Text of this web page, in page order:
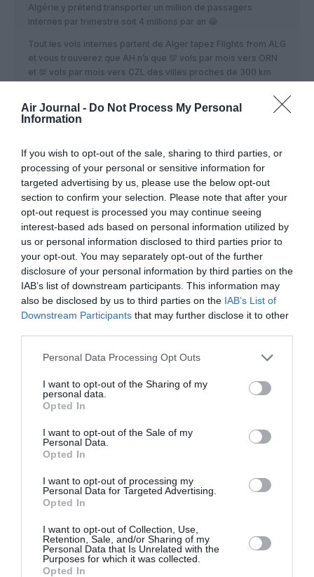
Air Journal - Do Not Process My Personal
Information
If you wish to opt-out of the sale, sharing to third parties, or
processing of your personal or sensitive information for
targeted advertising by us, please use the below opt-out
section to confirm your selection. Please note that after your
opt-out request is processed you may continue seeing
interest-based ads based on personal information utilized by
us or personal information disclosed to third parties prior to
your opt-out. You may separately opt-out of the further
disclosure of your personal information by third parties on the
IAB’s list of downstream participants. This information may
also be disclosed by us to third parties on the IAB’s List of
Downstream Participants that may further disclose it to other
Personal Data Processing Opt Outs
I want to opt-out of the Sharing of my
personal data.
Opted In
I want to opt-out of the Sale of my
Personal Data.
Opted In
I want to opt-out of processing my
Personal Data for Targeted Advertising.
Opted In
I want to opt-out of Collection, Use,
Retention, Sale, and/or Sharing of my
Personal Data that Is Unrelated with the
Purposes for which it was collected.
Opted In
Algérie y prétend transporter un million de passagers
internes par trimestre soit 4 millions par an 😂
Tout les vols internes partent de Alger tapez Flights from ALG
et vous trouverez que AH n’a que 💯 vols par mois vers ORN
et 💯 vols par mois vers CZL des villes proches de 300 km
Pour éviter les gros mensenges de ET et de AH il faut classer
1- ET 30 MM RPK
2- AT 20 MM RPK
3- MS 17 MM RPK
4- KQ 10 RPK
5- AH 5 RPK
Tout les faux passagers internes de AH donnent moins de 1
milliards RPK
Même Mr Tebboune prétend le contraire 😂
https://m.youtube.com/watch?
RÉPONDRE
LAISSER UN COMMENTAIRE
Appel aux lecteurs !
Soutenez Air Journal participez
développement !